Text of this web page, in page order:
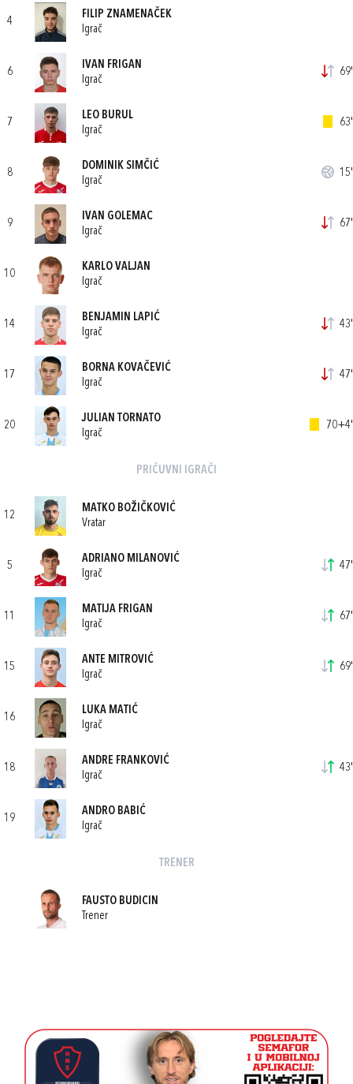
4
FILIP ZNAMENAČEK
Igrač
6
IVAN FRIGAN
Igrač
69'
7
LEO BURUL
Igrač
63'
8
DOMINIK SIMČIĆ
Igrač
15'
9
IVAN GOLEMAC
Igrač
67'
10
KARLO VALJAN
Igrač
14
BENJAMIN LAPIĆ
Igrač
43'
17
BORNA KOVAČEVIĆ
Igrač
47'
20
JULIAN TORNATO
Igrač
70+4'
PRIČUVNI IGRAČI
12
MATKO BOŽIČKOVIĆ
Vratar
5
ADRIANO MILANOVIĆ
Igrač
47'
11
MATIJA FRIGAN
Igrač
67'
15
ANTE MITROVIĆ
Igrač
69'
16
LUKA MATIĆ
Igrač
18
ANDRE FRANKOVIĆ
Igrač
43'
19
ANDRO BABIĆ
Igrač
TRENER
FAUSTO BUDICIN
Trener